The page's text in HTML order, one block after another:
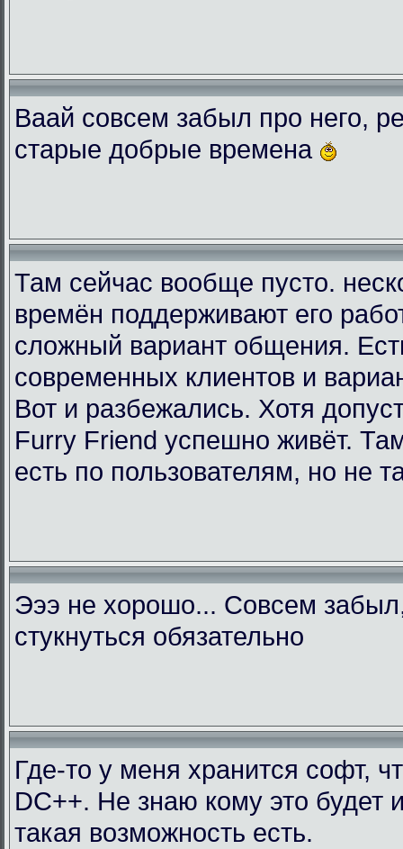
Ваай совсем забыл про него,
старые добрые времена
Там сейчас вообще пусто.
времён поддерживают его
сложный вариант общения.
современных клиентов и
Вот и разбежались. Хотя
Furry Friend успешно живёт.
есть по пользователям, но не
Эээ не хорошо... Совсем
стукнуться обязательно
Где-то у меня хранится софт,
DC++. Не знаю кому это будет
такая возможность есть.